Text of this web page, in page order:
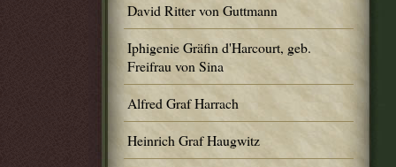
David Ritter von Guttmann
Iphigenie Gräfin d'Harcourt, geb.
Freifrau von Sina
Alfred Graf Harrach
Heinrich Graf Haugwitz